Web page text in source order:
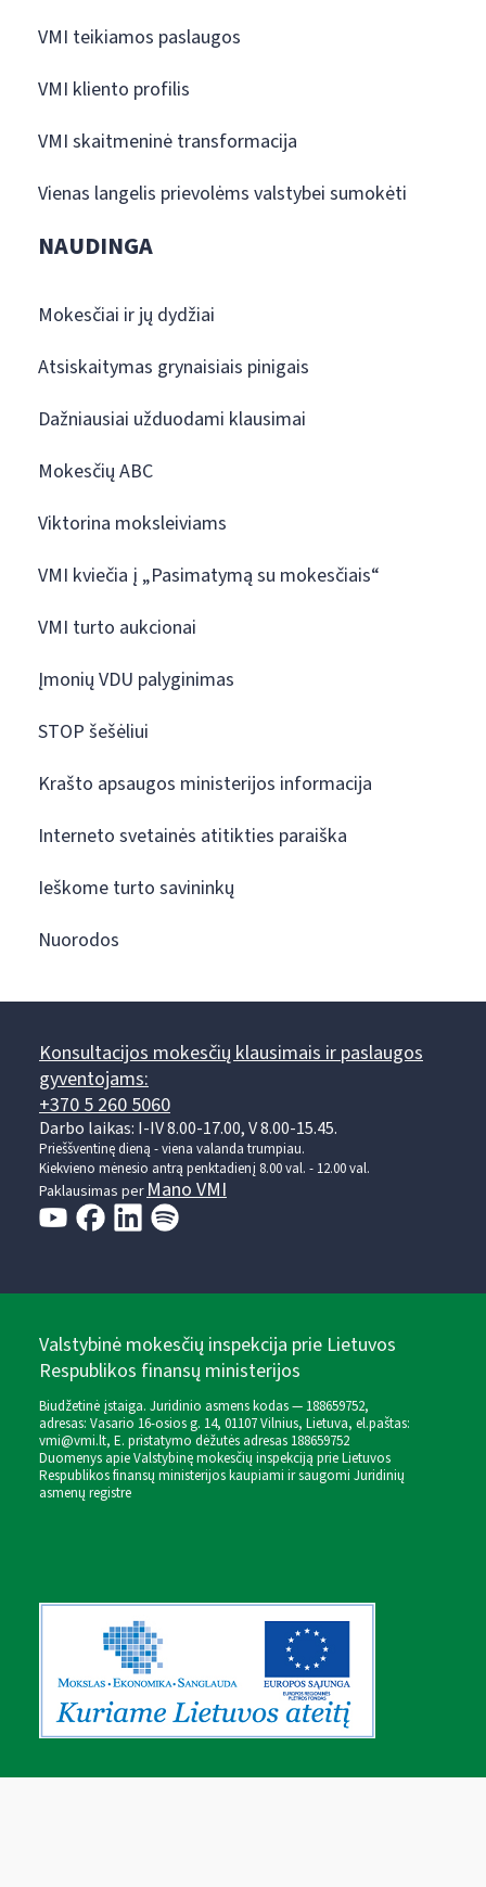
VMI teikiamos paslaugos
VMI kliento profilis
VMI skaitmeninė transformacija
Vienas langelis prievolėms valstybei sumokėti
NAUDINGA
Mokesčiai ir jų dydžiai
Atsiskaitymas grynaisiais pinigais
Dažniausiai užduodami klausimai
Mokesčių ABC
Viktorina moksleiviams
VMI kviečia į „Pasimatymą su mokesčiais“
VMI turto aukcionai
Įmonių VDU palyginimas
STOP šešėliui
Krašto apsaugos ministerijos informacija
Interneto svetainės atitikties paraiška
Ieškome turto savininkų
Nuorodos
Konsultacijos mokesčių klausimais ir paslaugos
gyventojams:
+370 5 260 5060
Darbo laikas: I-IV 8.00-17.00, V 8.00-15.45.
Prieššventinę dieną - viena valanda trumpiau.
Kiekvieno mėnesio antrą penktadienį 8.00 val. - 12.00 val.
Paklausimas per Mano VMI
Valstybinė mokesčių inspekcija prie Lietuvos
Respublikos finansų ministerijos
Biudžetinė įstaiga. Juridinio asmens kodas — 188659752,
adresas: Vasario 16-osios g. 14, 01107 Vilnius, Lietuva, el.paštas:
vmi@vmi.lt, E. pristatymo dėžutės adresas 188659752
Duomenys apie Valstybinę mokesčių inspekciją prie Lietuvos
Respublikos finansų ministerijos kaupiami ir saugomi Juridinių
asmenų registre